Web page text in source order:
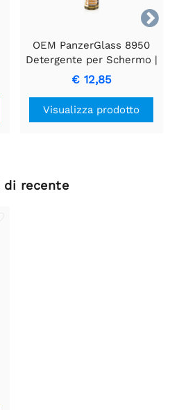

OEM PanzerGlass 8950
Detergente per Schermo |
8 ml
€ 12,85
Visualizza prodotto
di recente